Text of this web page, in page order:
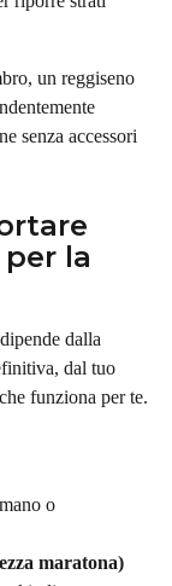
un reggiseno
senza accessori
la
dalla
dal tuo
funziona per te.
o
maratona)